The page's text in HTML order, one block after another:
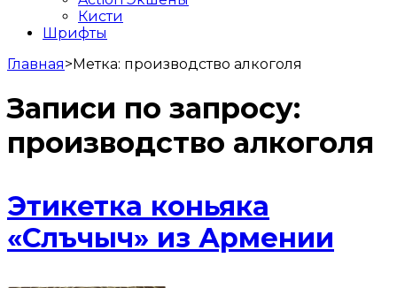
Кисти
Шрифты
Главная>Метка: производство алкоголя
Записи по запросу:
производство алкоголя
Этикетка коньяка
«Слъчыч» из Армении